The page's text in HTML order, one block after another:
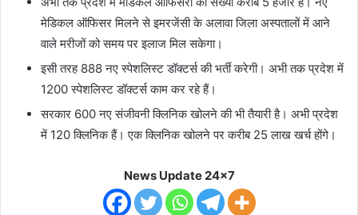
मेडिकल ऑफिसर मिलने से इमरजेंसी के अलावा जिला अस्पतालों में आने
वाले मरीजों को समय पर इलाज मिल सकेगा।
इसी तरह 888 नए स्पेशलिस्ट डॉक्टर्स की भर्ती करेगी। अभी तक प्रदेश में
1200 स्पेशलिस्ट डॉक्टर्स काम कर रहे हैं।
सरकार 600 नए संजीवनी क्लिनिक खोलने की भी तैयारी है। अभी प्रदेश
में 120 क्लिनिक हैं। एक क्लिनिक खोलने पर करीब 25 लाख खर्च होंगे।
News Update 24x7